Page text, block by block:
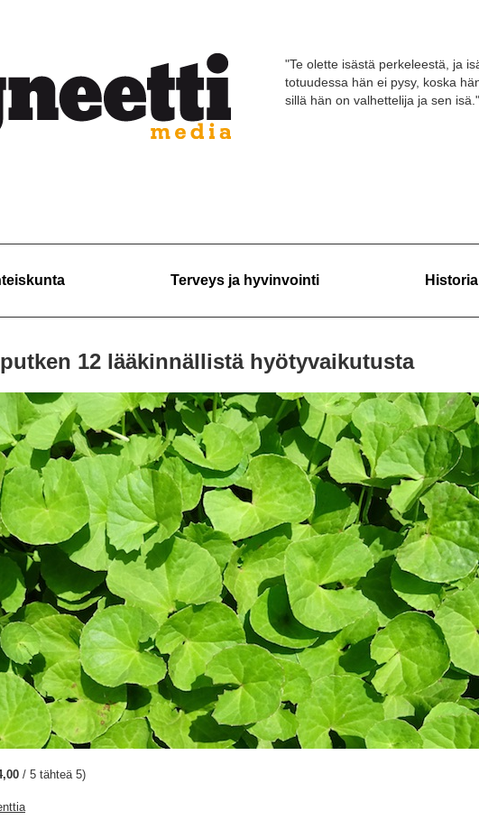
"Te olette isästä perkeleestä, ja
totuudessa hän ei pysy, koska
sillä hän on valhettelija ja sen isä."
Terveys ja hyvinvointi Historia
12 lääkinnällistä hyötyvaikutusta
/ 5 tähteä 5)